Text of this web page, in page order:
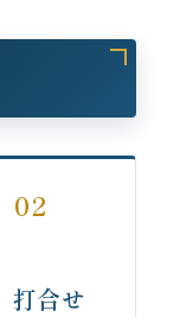
02
打合せ